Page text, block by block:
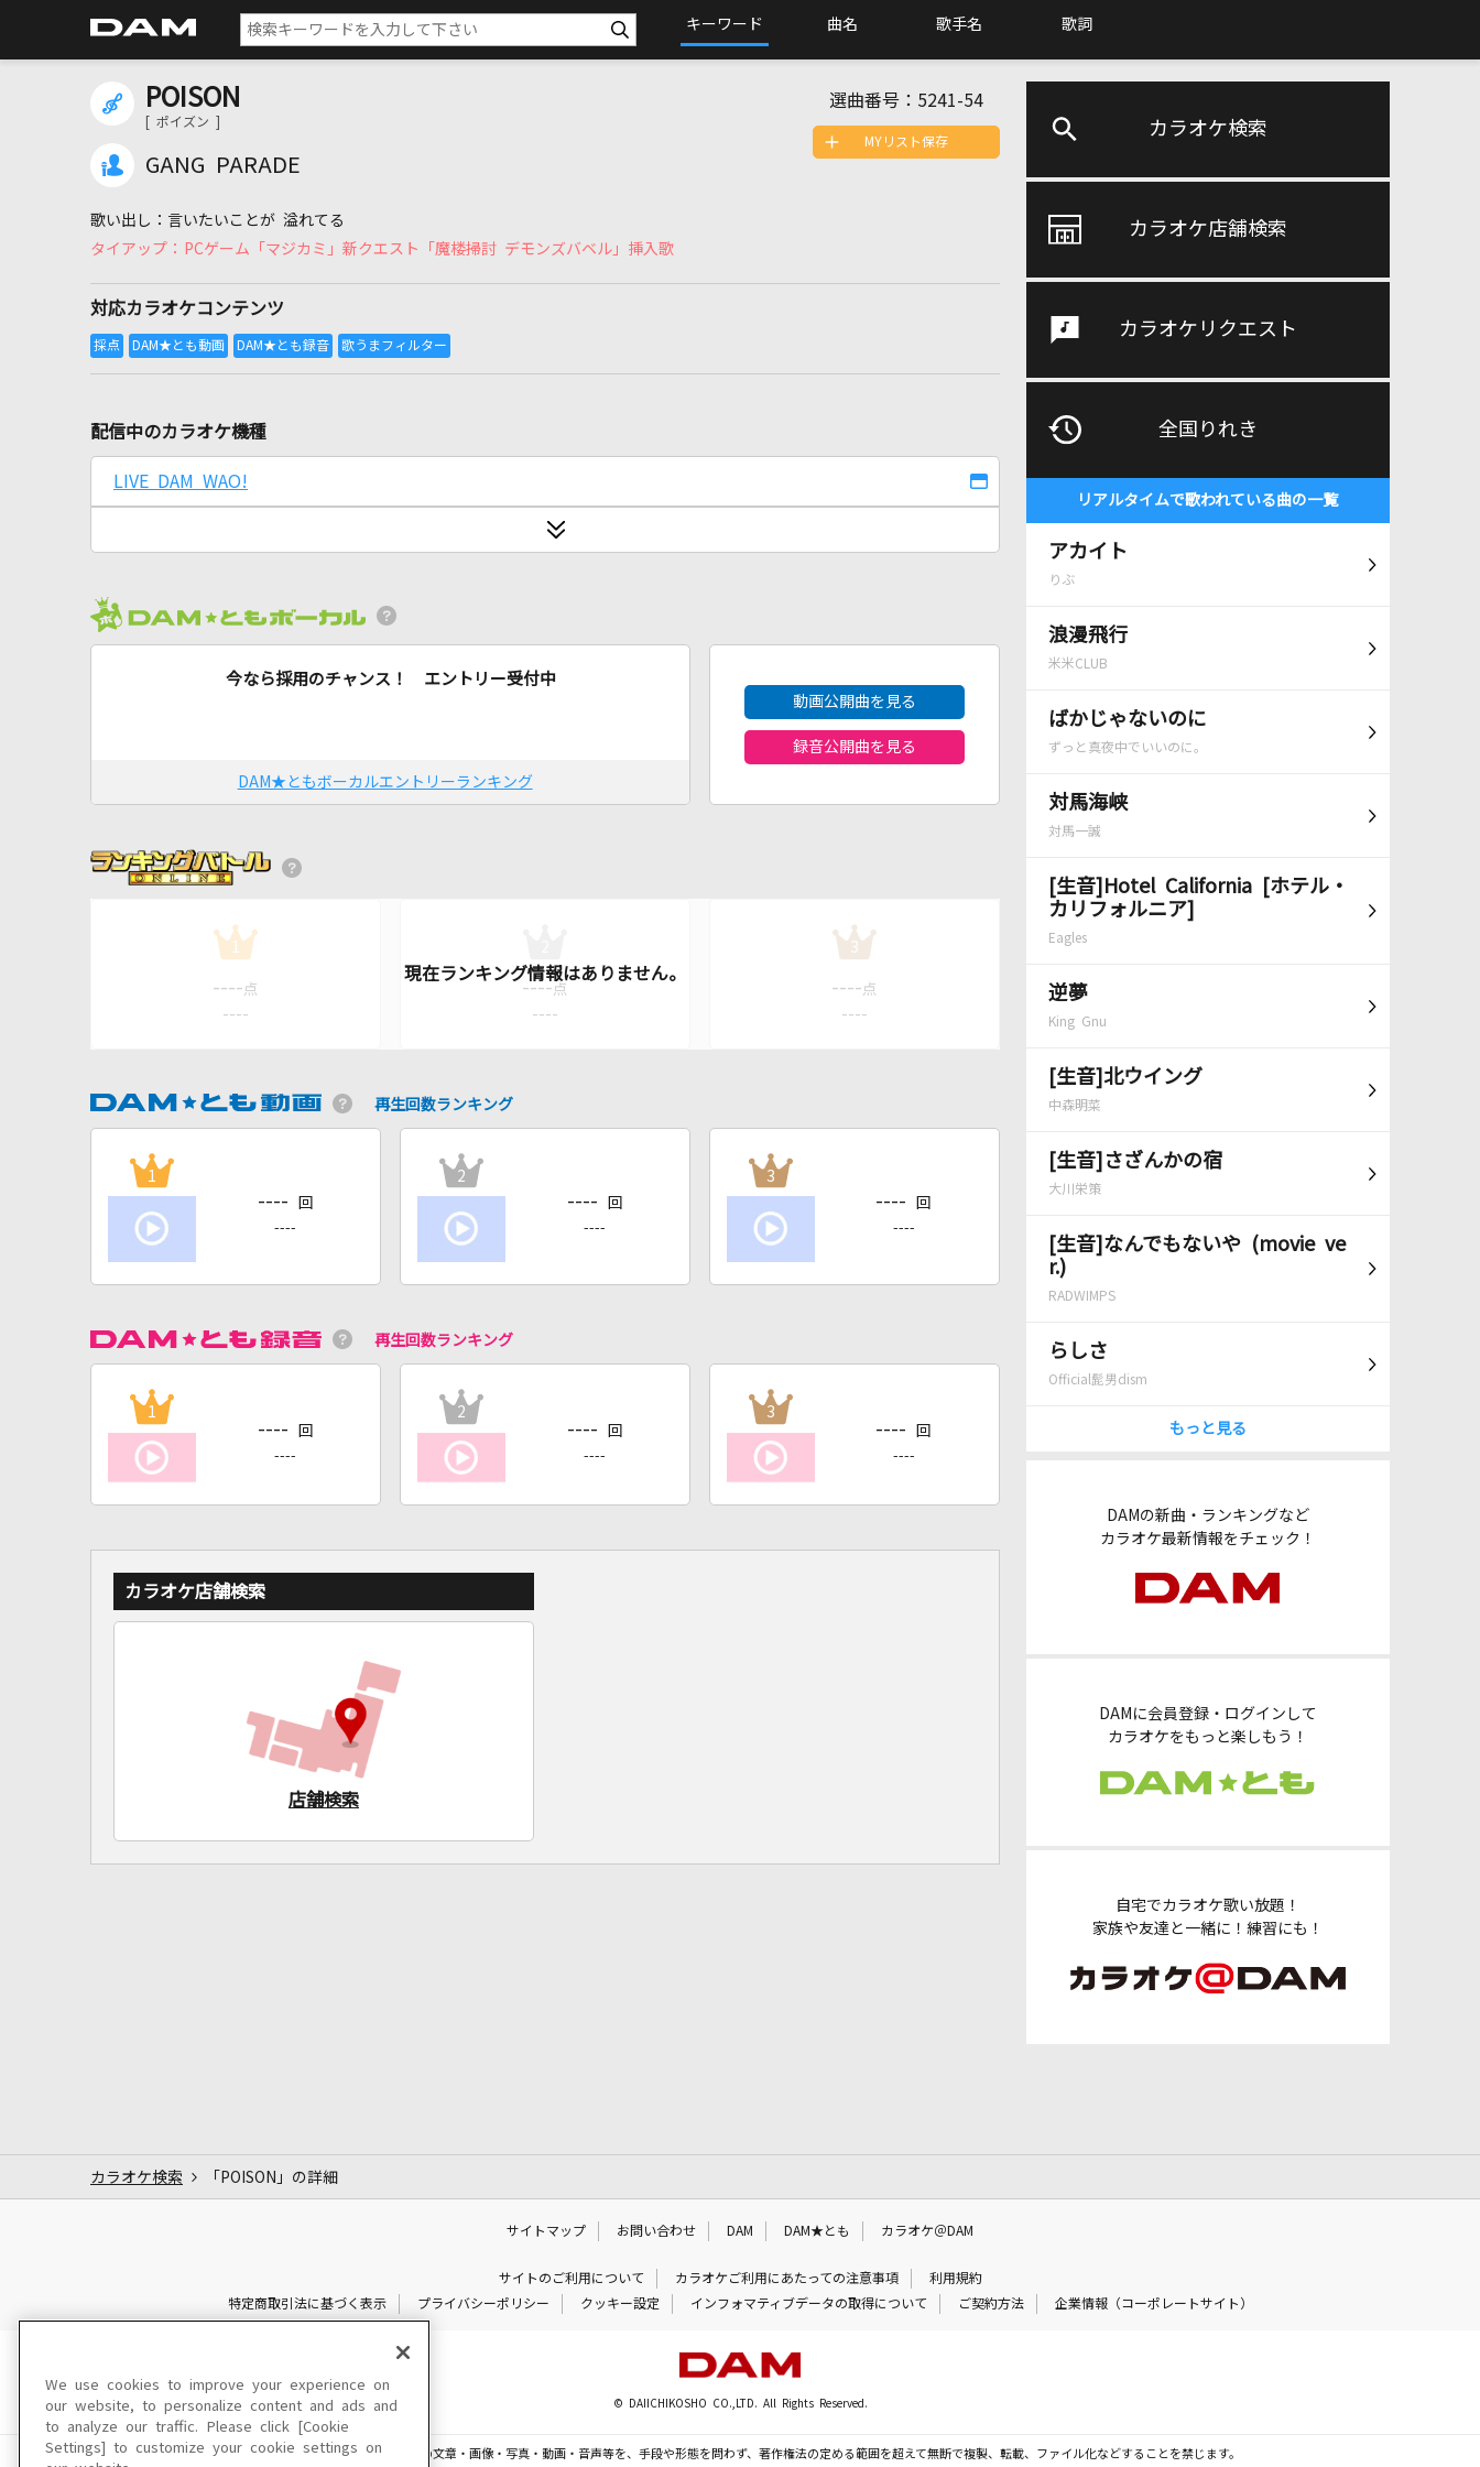
キーワード 曲名 歌手名 歌詞
カラオケ検索
カラオケ店舗検索
カラオケリクエスト
全国りれき
リアルタイムで歌われている曲の一覧
アカイト
りぶ
浪漫飛行
米米CLUB
ばかじゃないのに
ずっと真夜中でいいのに。
対馬海峡
対馬一誠
[生音]Hotel California [ホテル・
カリフォルニア]
Eagles
逆夢
King Gnu
[生音]北ウイング
中森明菜
[生音]さざんかの宿
大川栄策
[生音]なんでもないや (movie ve
r.)
RADWIMPS
らしさ
Official髭男dism
もっと見る
DAMの新曲・ランキングなど
カラオケ最新情報をチェック！
DAMに会員登録・ログインして
カラオケをもっと楽しもう！
自宅でカラオケ歌い放題！
家族や友達と一緒に！練習にも！
POISON
[ ポイズン ]
GANG PARADE
選曲番号： 5241-54
言いたいことが 溢れてる
PCゲーム「マジカミ」新クエスト「魔楼掃討 デモンズバベル」挿入歌
対応カラオケコンテンツ
MYリスト保存
配信中のカラオケ機種
LIVE DAM WAO!
今なら採用のチャンス！ エントリー受付中
DAM★ともボーカルエントリーランキング
動画公開曲を見る
録音公開曲を見る
1
---- 点
----
---- 点
----
3
---- 点
----
再生回数ランキング
1
---- 回
----
2
---- 回
----
3
---- 回
----
再生回数ランキング
1
---- 回
----
2
---- 回
----
3
---- 回
----
カラオケ店舗検索
店舗検索
カラオケ検索 「POISON」の詳細
サイトマップ お問い合わせ DAM DAM★とも カラオケ＠DAM
サイトのご利用について カラオケご利用にあたっての注意事項
利用規約
特定商取引法に基づく表示
プライバシーポリシー クッキー設定 インフォマティブデータの取得について ご契約方法 企業情報（コーポレートサイト）
© DAIICHIKOSHO CO.,LTD. All Rights Reserved.
このサイトに掲載されている一切の文章・画像・写真・動画・音声等を、手段や形態を問わず、著作権法の定める範囲を超えて無断で複製、転載、ファイル化などすることを禁じます。
We use cookies to improve your experience on
our website, to personalize content and ads and
to analyze our traffic. Please click [Cookie
Settings] to customize your cookie settings on